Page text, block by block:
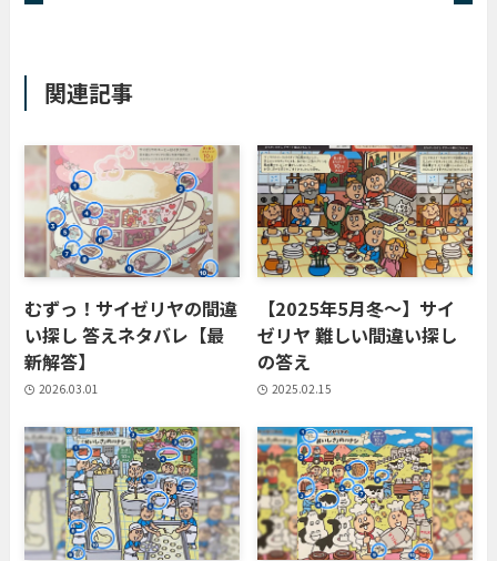
関連記事
むずっ！サイゼリヤの間違
い探し 答えネタバレ【最
新解答】
2026.03.01
【2025年5月冬〜】サイ
ゼリヤ 難しい間違い探し
の答え
2025.02.15